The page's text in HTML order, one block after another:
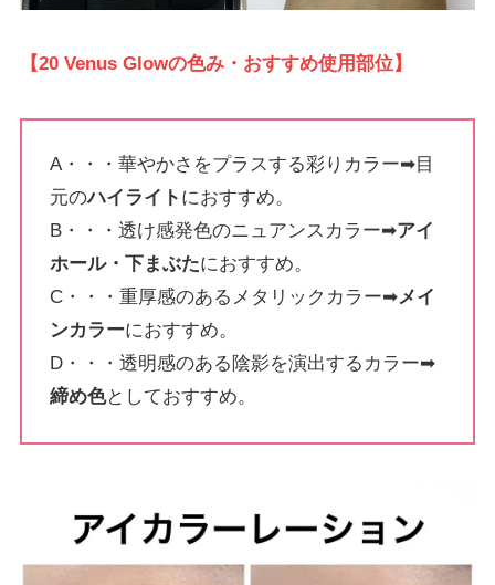
【20 Venus Glowの色み・おすすめ使用部位】
A・・・華やかさをプラスする彩りカラー➡目
元のハイライト におすすめ。
B・・・透け感発色のニュアンスカラー➡アイ
ホール・下まぶたにおすすめ。
C・・・重厚感のあるメタリックカラー➡メイ
ンカラーにおすすめ。
D・・・透明感のある陰影を演出するカラー➡
締め色としておすすめ。